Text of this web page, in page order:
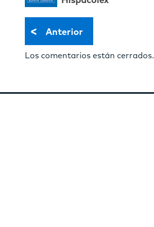
< Anterior
Los comentarios están cerrados.